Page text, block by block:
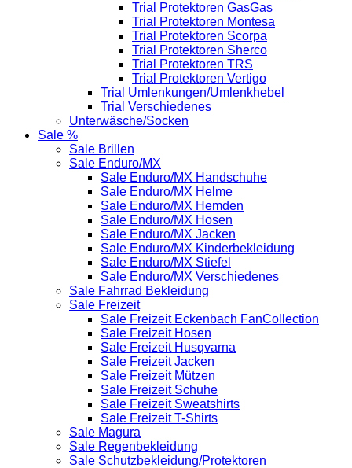
Trial Protektoren GasGas
Trial Protektoren Montesa
Trial Protektoren Scorpa
Trial Protektoren Sherco
Trial Protektoren TRS
Trial Protektoren Vertigo
Trial Umlenkungen/Umlenkhebel
Trial Verschiedenes
Unterwäsche/Socken
Sale %
Sale Brillen
Sale Enduro/MX
Sale Enduro/MX Handschuhe
Sale Enduro/MX Helme
Sale Enduro/MX Hemden
Sale Enduro/MX Hosen
Sale Enduro/MX Jacken
Sale Enduro/MX Kinderbekleidung
Sale Enduro/MX Stiefel
Sale Enduro/MX Verschiedenes
Sale Fahrrad Bekleidung
Sale Freizeit
Sale Freizeit Eckenbach FanCollection
Sale Freizeit Hosen
Sale Freizeit Husqvarna
Sale Freizeit Jacken
Sale Freizeit Mützen
Sale Freizeit Schuhe
Sale Freizeit Sweatshirts
Sale Freizeit T-Shirts
Sale Magura
Sale Regenbekleidung
Sale Schutzbekleidung/Protektoren